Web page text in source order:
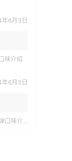
年6月3日
味介绍
年6月3日
味介绍